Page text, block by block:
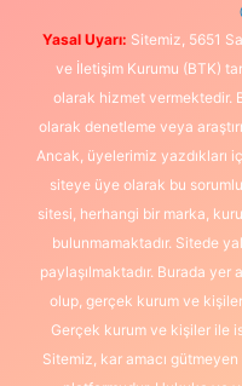
Yasal Uyarı: Sitemiz, 5651
ve İletişim Kurumu (BTK)
olarak hizmet vermektedir.
olarak denetleme veya
Ancak, üyelerimiz yazdıkları
siteye üye olarak bu
sitesi, herhangi bir marka,
bulunmamaktadır. Sitede
paylaşılmaktadır. Burada
olup, gerçek kurum ve kişiler
Gerçek kurum ve kişiler ile
Sitemiz, kar amacı